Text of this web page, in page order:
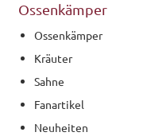
Ossenkämper
Ossenkämper
Kräuter
Sahne
Fanartikel
Neuheiten